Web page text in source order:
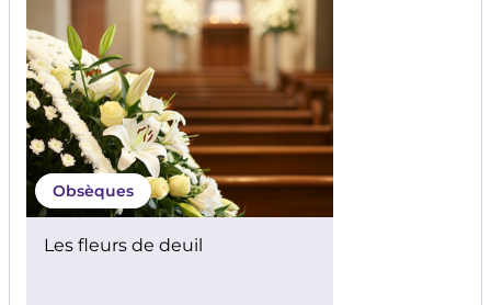
Obsèques
Les fleurs de deuil